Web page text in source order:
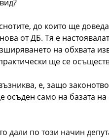
до които ще
от ДБ. Тя е
на обхвата
ще се
е, защо
осъден само на базата
дали по този начин